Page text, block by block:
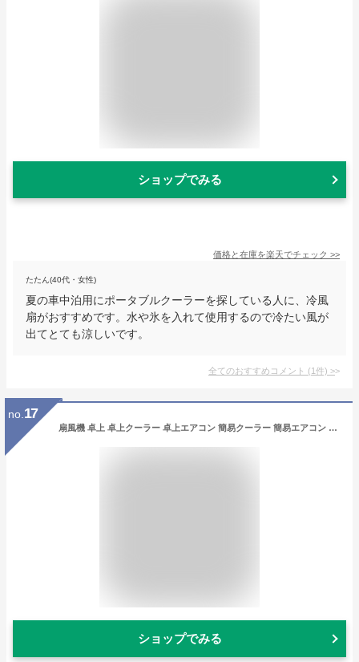
ショップでみる
価格と在庫を楽天でチェック >>
たたん(40代・女性)
夏の車中泊用にポータブルクーラーを探している人に、冷風
扇がおすすめです。水や氷を入れて使用するので冷たい風が
出てとても涼しいです。
全てのおすすめコメント (1件) >
no. 17
扇風機 卓上 卓上クーラー 卓上エアコン 簡易クーラー 簡易エアコン 簡易 コンパクトクーラー コンパクトエアコン コンパクト USB ポータブル クーラー USB冷風機 エアコン ポータブルエアコン 携帯クーラー ポータブルクーラー 車中泊 クーラーポータブル キャンプ 車 人気
ショップでみる